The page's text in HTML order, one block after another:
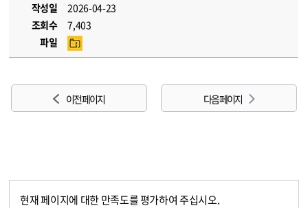
작성일
2026-04-23
조회수
7,403
파일
이전 페이지 다음 페이지
현재 페이지에 대한 만족도를 평가하여 주십시오.